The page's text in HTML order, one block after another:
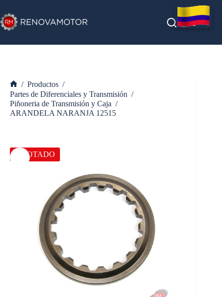
al
contenido
Inicio
/ Productos /
Partes de Diferenciales y Transmisión /
Piñoneria de Transmisión y Caja /
ARANDELA NARANJA 12515
AGOTADO